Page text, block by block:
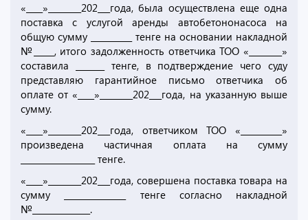
«____»________202___года, была осуществлена еще одна
поставка с услугой аренды автобетононасоса на
общую сумму __________ тенге на основании накладной
№_____, итого задолженность ответчика ТОО «________»
составила _______ тенге, в подтверждение чего суду
представляю гарантийное письмо ответчика об
оплате от «____»________202___года, на указанную выше
сумму.
«____»________202___года, ответчиком ТОО «__________»
произведена частичная оплата на сумму
__________________ тенге.
«____»________202___года, совершена поставка товара на
сумму _______________ тенге согласно накладной
№______________.